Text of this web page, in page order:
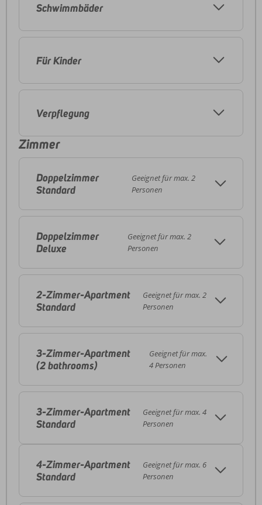
Schwimmbäder
Für Kinder
Verpflegung
Zimmer
Doppelzimmer
Standard
Geeignet für max. 2
Personen
Doppelzimmer
Deluxe
Geeignet für max. 2
Personen
2-Zimmer-Apartment
Standard
Geeignet für max. 2
Personen
3-Zimmer-Apartment
(2 bathrooms)
Geeignet für max.
4 Personen
3-Zimmer-Apartment
Standard
Geeignet für max. 4
Personen
4-Zimmer-Apartment
Standard
Geeignet für max. 6
Personen